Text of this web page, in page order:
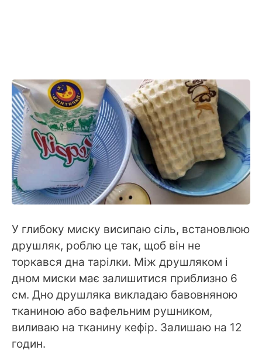
У глибоку миску висипаю сіль, встановлюю
друшляк, роблю це так, щоб він не
торкався дна тарілки. Між друшляком і
дном миски має залишитися приблизно 6
см. Дно друшляка викладаю бавовняною
тканиною або вафельним рушником,
виливаю на тканину кефір. Залишаю на 12
годин.